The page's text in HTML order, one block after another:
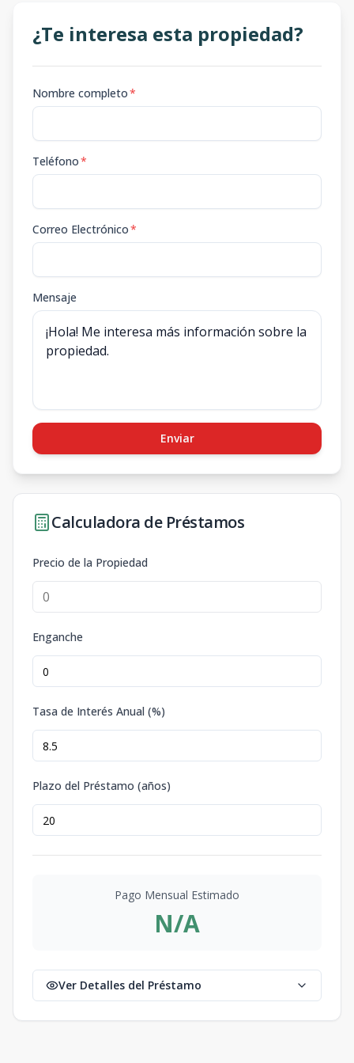
¿Te interesa esta propiedad?
Nombre completo*
Teléfono*
Correo Electrónico*
Mensaje
Enviar
Calculadora de Préstamos
Precio de la Propiedad
Enganche
Tasa de Interés Anual (%)
Plazo del Préstamo (años)
Pago Mensual Estimado
N/A
Ver Detalles del Préstamo